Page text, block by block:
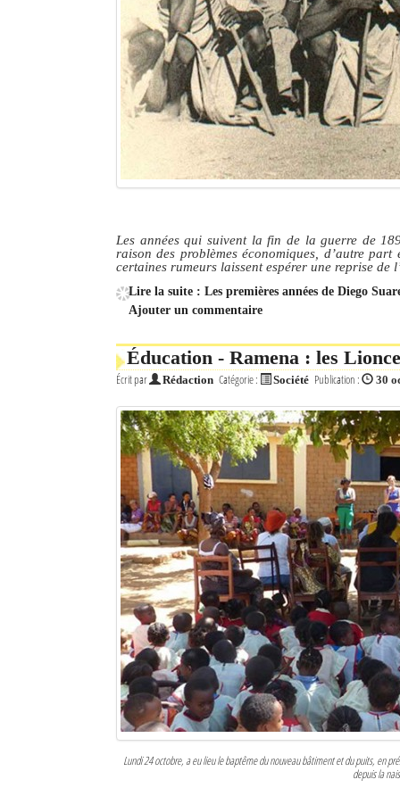
Les années qui suivent la fin de la guerre de
raison des problèmes économiques, d’autre
certaines rumeurs laissent espérer une reprise de
Lire la suite : Les premières années de Diego
Ajouter un commentaire
Éducation - Ramena : les
Écrit par Rédaction Catégorie : Société Publication : 30
Lundi 24 octobre, a eu lieu le baptême du nouveau bâtiment et du puits, en
depuis la